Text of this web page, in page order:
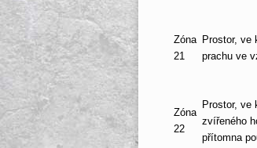
Zóna
21
Prostor, ve
prachu ve
Zóna
22
Prostor, ve
zvířeného
přítomna